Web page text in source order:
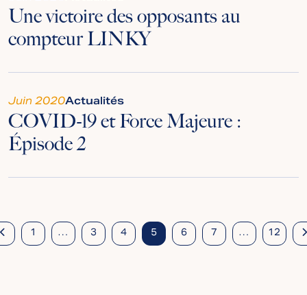
Une victoire des opposants au
compteur LINKY
Juin 2020Actualités
COVID-19 et Force Majeure :
Épisode 2
Posts
navigation
1 … 3 4 5 6 7 … 12